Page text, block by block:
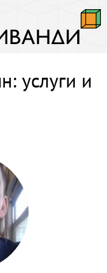
услуги и